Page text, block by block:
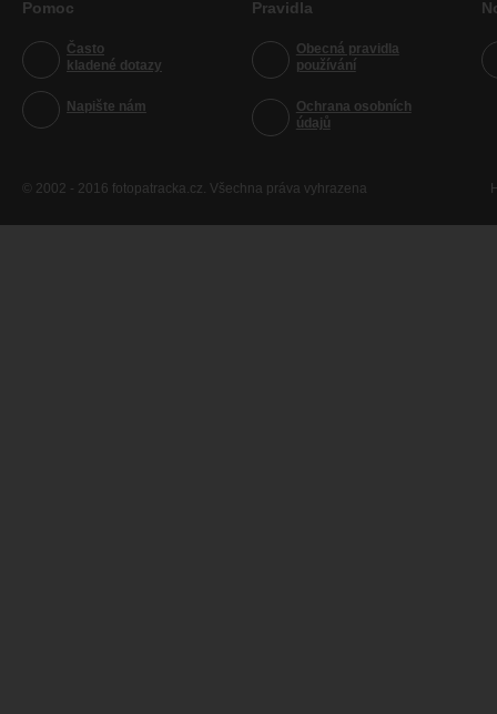
Pomoc
Často
kladené dotazy
Napište nám
Pravidla
Obecná pravidla
používání
Ochrana osobních
údajů
© 2002 - 2016 fotopatracka.cz. Všechna práva vyhrazena